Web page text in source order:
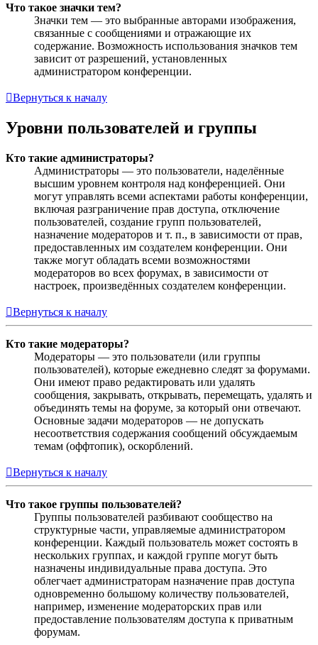
Что такое значки тем?
Значки тем — это выбранные авторами изображения,
связанные с сообщениями и отражающие их
содержание. Возможность использования значков тем
зависит от разрешений, установленных
администратором конференции.
Вернуться к началу
Уровни пользователей и группы
Кто такие администраторы?
Администраторы — это пользователи, наделённые
высшим уровнем контроля над конференцией. Они
могут управлять всеми аспектами работы конференции,
включая разграничение прав доступа, отключение
пользователей, создание групп пользователей,
назначение модераторов и т. п., в зависимости от прав,
предоставленных им создателем конференции. Они
также могут обладать всеми возможностями
модераторов во всех форумах, в зависимости от
настроек, произведённых создателем конференции.
Вернуться к началу
Кто такие модераторы?
Модераторы — это пользователи (или группы
пользователей), которые ежедневно следят за форумами.
Они имеют право редактировать или удалять
сообщения, закрывать, открывать, перемещать, удалять и
объединять темы на форуме, за который они отвечают.
Основные задачи модераторов — не допускать
несоответствия содержания сообщений обсуждаемым
темам (оффтопик), оскорблений.
Вернуться к началу
Что такое группы пользователей?
Группы пользователей разбивают сообщество на
структурные части, управляемые администратором
конференции. Каждый пользователь может состоять в
нескольких группах, и каждой группе могут быть
назначены индивидуальные права доступа. Это
облегчает администраторам назначение прав доступа
одновременно большому количеству пользователей,
например, изменение модераторских прав или
предоставление пользователям доступа к приватным
форумам.